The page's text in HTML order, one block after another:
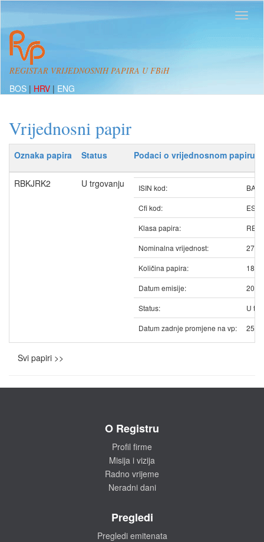
REGISTAR VRIJEDNOSNIH PAPIRA U FBiH
BOS | HRV | ENG
Vrijednosni papir
Oznaka papira Status Podaci o vrijednosnom papiru
RBKJRK2 U trgovanju ISIN kod:
Cfi kod:
Klasa papira:
Nominalna vrijednost:
27.00
Količina papira:
Datum emisije:
Status:
U
Datum zadnje promjene na vp:
Svi papiri >>
O Registru
Profil firme
Misija i vizija
Radno vrijeme
Neradni dani
Pregledi
Pregledi emitenata